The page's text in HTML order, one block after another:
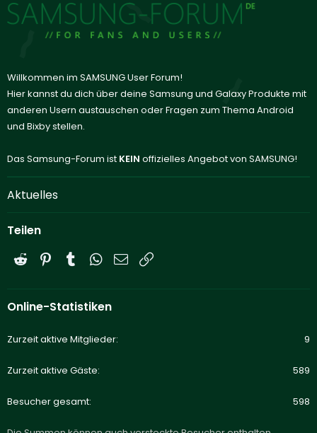
Willkommen im SAMSUNG User Forum!
Hier kannst du dich über deine Samsung und Galaxy Produkte mit
anderen Usern austauschen oder Fragen zum Thema Android
und Bixby stellen.
Das Samsung-Forum ist KEIN offizielles Angebot von SAMSUNG!
Aktuelles
Teilen
Reddit PinterestTumblrWhatsApp
E-Mail
Online-Statistiken
Zurzeit aktive Mitglieder 9
Zurzeit aktive Gäste 589
Besucher gesamt 598